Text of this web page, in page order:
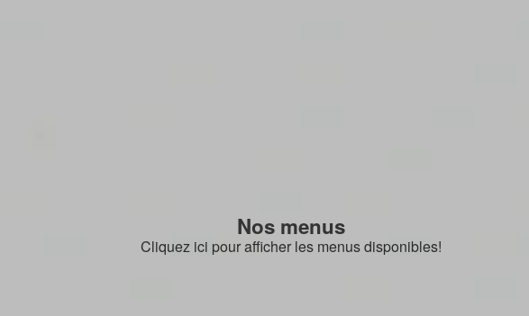
Nos menus
Cliquez ici pour afficher les menus disponibles!